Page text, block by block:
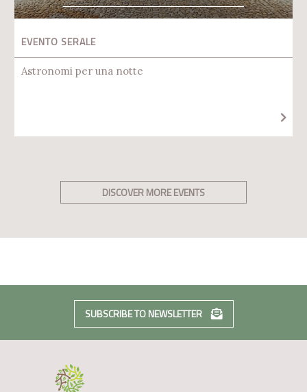
EVENTO SERALE
Astronomi per una notte
DISCOVER MORE EVENTS
SUBSCRIBE TO NEWSLETTER